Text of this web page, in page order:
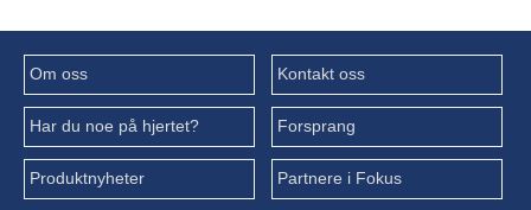
Om oss Kontakt oss
Har du noe på hjertet? Forsprang
Produktnyheter Partnere i Fokus